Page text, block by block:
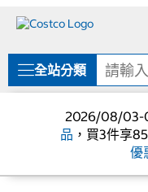
單
全站分類
2026/08/03-
品 ，買3件享
優